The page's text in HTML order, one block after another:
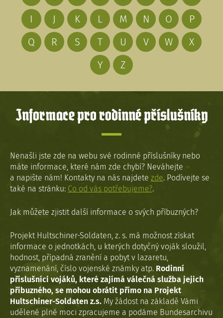
I
J K L M N O
P
Q
R S T U V W
X
Y
Z
Informace pro rodinné příslušníky
Nenašli jste zde na webu své rodinné příslušníky nebo
máte informace, které nám zde chybí? Neváhejte
a napište nám! Kontakty na nás najdete zde. Podívejte se
také na stránku: Co od vás potřebujeme?.
Jak můžete zjistit další informace o svých příbuzných?
Projekt Hultschiner-Soldaten, z. s. má možnost získat
informace o jednotkách, u kterých dotyčný voják sloužil,
hodnost, případná zranění a pobyt v lazaretu,
vyznamenání, číslo vojenské známky atp. Rodinní
příslušníci vojáků, které zajímá válečná služba jejich
příbuzného, se mohou obrátit přímo na Projekt
Hultschiner-Soldaten z.s. My žádost na základě Vámi
udělené plné moci zpracujeme a podáme Bundesarchivu